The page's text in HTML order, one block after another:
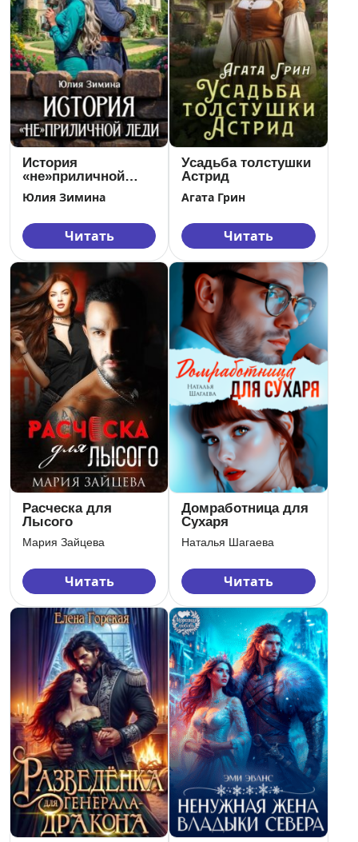
История
«не»приличной
леди
Юлия Зимина
Читать
Усадьба толстушки
Астрид
Агата Грин
Читать
Расческа для
Лысого
Мария Зайцева
Читать
Домработница для
Сухаря
Наталья Шагаева
Читать